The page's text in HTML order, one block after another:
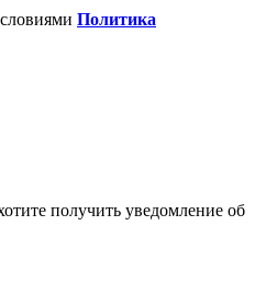
Политика
получить уведомление об